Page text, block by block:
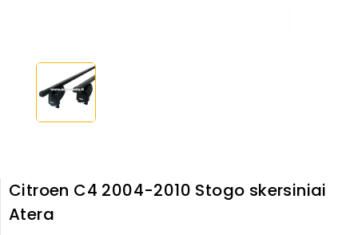
Citroen C4 2004-2010 Stogo skersiniai
Atera